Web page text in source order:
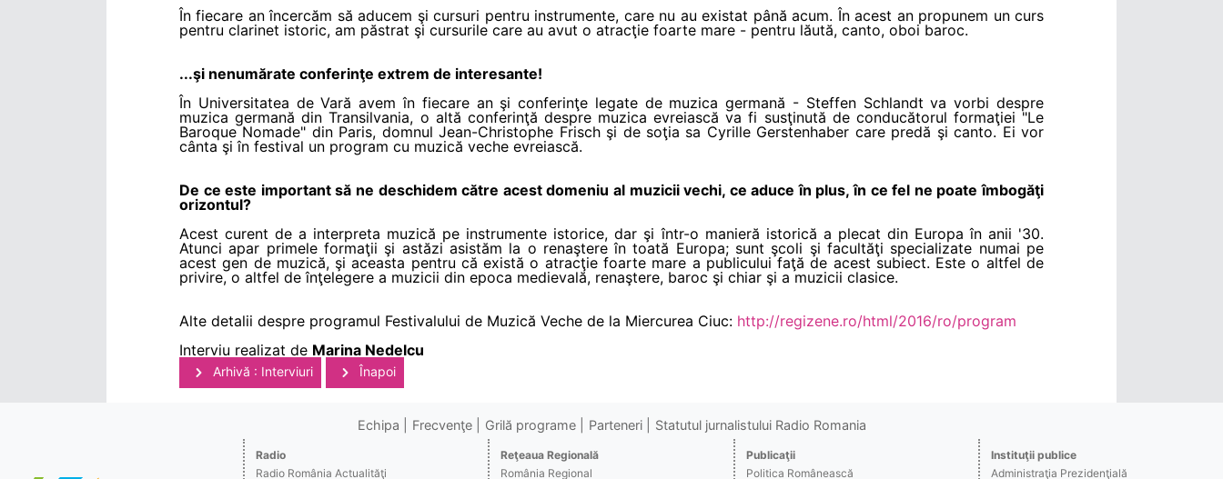
În fiecare an încercăm să aducem şi cursuri pentru instrumente, care nu au existat până acum. În acest an propunem un curs
pentru clarinet istoric, am păstrat şi cursurile care au avut o atracţie foarte mare - pentru lăută, canto, oboi baroc.
...şi nenumărate conferinţe extrem de interesante!
În Universitatea de Vară avem în fiecare an şi conferinţe legate de muzica germană - Steffen Schlandt va vorbi despre
muzica germană din Transilvania, o altă conferinţă despre muzica evreiască va fi susţinută de conducătorul formaţiei "Le
Baroque Nomade" din Paris, domnul Jean-Christophe Frisch şi de soţia sa Cyrille Gerstenhaber care predă şi canto. Ei vor
cânta şi în festival un program cu muzică veche evreiască.
De ce este important să ne deschidem către acest domeniu al muzicii vechi, ce aduce în plus, în ce fel ne poate îmbogăţi
orizontul?
Acest curent de a interpreta muzică pe instrumente istorice, dar şi într-o manieră istorică a plecat din Europa în anii '30.
Atunci apar primele formaţii şi astăzi asistăm la o renaştere în toată Europa; sunt şcoli şi facultăţi specializate numai pe
acest gen de muzică, şi aceasta pentru că există o atracţie foarte mare a publicului faţă de acest subiect. Este o altfel de
privire, o altfel de înţelegere a muzicii din epoca medievală, renaştere, baroc şi chiar şi a muzicii clasice.
Alte detalii despre programul Festivalului de Muzică Veche de la Miercurea Ciuc: http://regizene.ro/html/2016/ro/program
Interviu realizat de Marina Nedelcu
Arhivă : Interviuri Înapoi
Echipa Frecvenţe Grilă programe Parteneri Statutul jurnalistului Radio Romania
Radio
Radio România Actualităţi
Reţeaua Regională
România Regional
Publicaţii
Politica Românească
Instituţii publice
Administraţia Prezidenţială